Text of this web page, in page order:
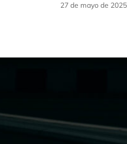
27 de mayo de 2025